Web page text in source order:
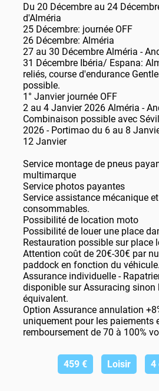
Du 20 Décembre au 24
d'Alméria
25 Décembre: journée OFF
26 Décembre: Alméria
27 au 30 Décembre Alméria -
31 Décembre Ibéria/ Espana:
reliés, course d'endurance
possible.
1° Janvier journée OFF
2 au 4 Janvier 2026 Alméria -
Combinaison possible avec
2026 - Portimao du 6 au 8
12 Janvier
Service montage de pneus
multimarque
Service photos payantes
Service assistance mécanique
consommables.
Possibilité de location moto
Possibilité de louer une place
Restauration possible sur place
Attention coût de 20€-30€ par
paddock en fonction du véhicule.
Assurance individuelle -
disponible sur Assuracing sinon
équivalent.
Option Assurance annulation
uniquement pour les paiements
remboursement de 70 à 100%
459 € Loisir 4